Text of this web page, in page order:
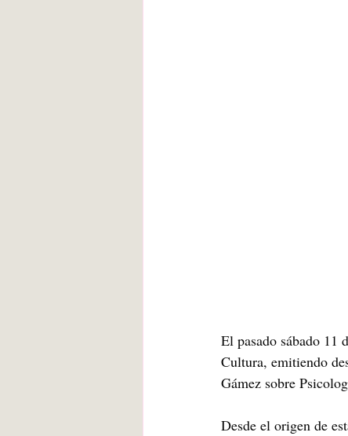
El pasado sábado 11
Cultura, emitiendo
Gámez sobre
Desde el origen de